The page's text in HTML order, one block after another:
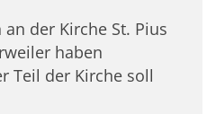
der Kirche St. Pius
haben
Teil der Kirche soll